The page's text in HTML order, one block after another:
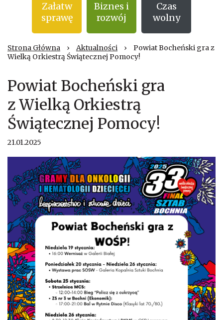
Załatw
sprawę
Biznes i
rozwój
Czas
wolny
Strona Główna › Aktualności ›
Powiat Bocheński gra z
Wielką Orkiestrą Świątecznej Pomocy!
Powiat Bocheński gra
z Wielką Orkiestrą
Świątecznej Pomocy!
21.01.2025